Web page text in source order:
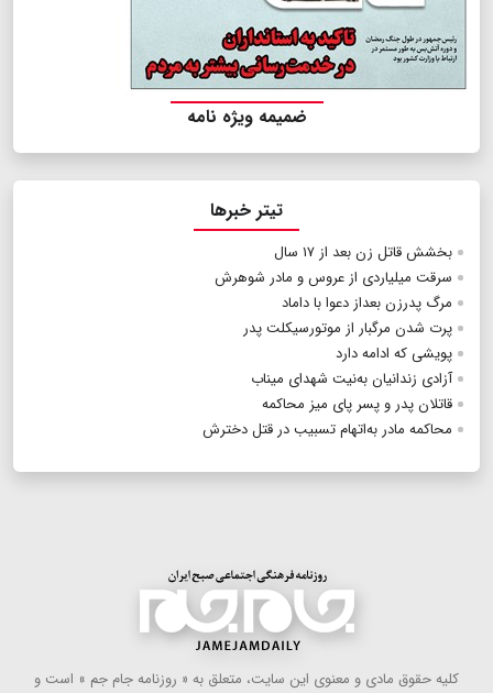
ضمیمه ویژه نامه
تیتر خبرها
بخشش قاتل زن بعد از ۱۷ سال
سرقت میلیاردی از عروس و مادر شوهرش
مرگ پدرزن بعداز دعوا با داماد
پرت شدن مرگبار از موتورسیکلت پدر
پویشی که ادامه دارد
آزادی زندانیان به‌نیت شهدای میناب
قاتلان پدر و پسر پای میز محاکمه
محاکمه مادر به‌اتهام تسبیب در قتل دخترش
كلیه حقوق مادی و معنوی این سایت، متعلق به « روزنامه جام جم » است و